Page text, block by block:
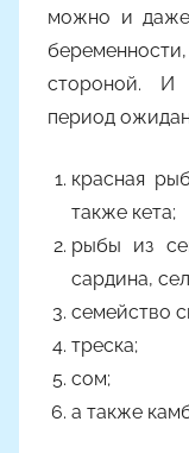
можно и даже
стороной. И
период
красная
также кета;
рыбы из
сардина,
семейство
треска;
сом;
а также